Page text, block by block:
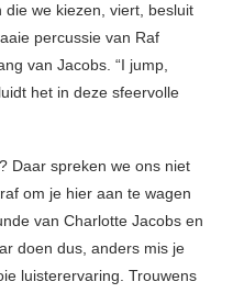
we kiezen, viert, besluit
percussie van Raf
van Jacobs. “I jump,
het in deze sfeervolle
Daar spreken we ons niet
om je hier aan te wagen
van Charlotte Jacobs en
doen dus, anders mis je
luisterervaring. Trouwens